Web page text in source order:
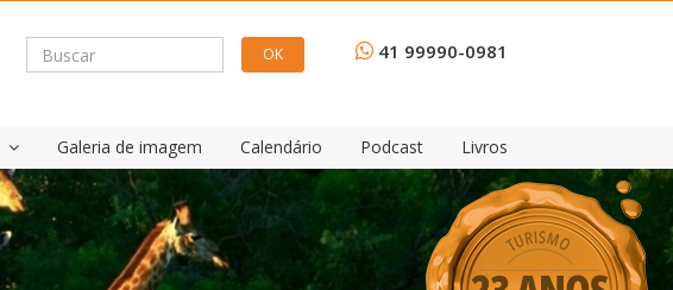
41 99990-0981
Galeria de imagem Calendário Podcast Livros